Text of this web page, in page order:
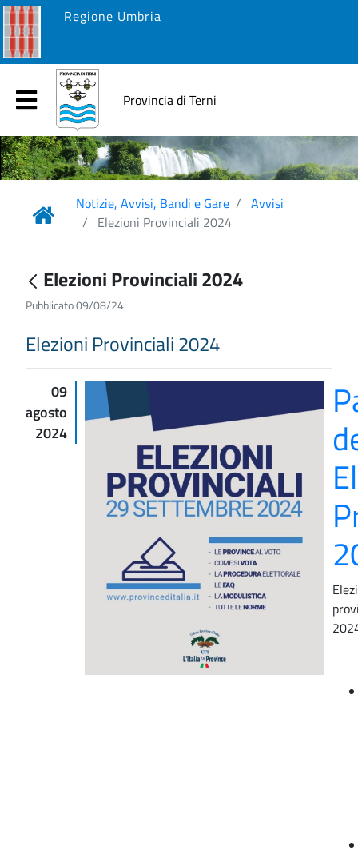
Regione Umbria
Provincia di Terni
Notizie, Avvisi, Bandi e Gare
Avvisi
Elezioni Provinciali 2024
Elezioni Provinciali 2024
Pubblicato 09/08/24
Elezioni Provinciali 2024
09
agosto
2024